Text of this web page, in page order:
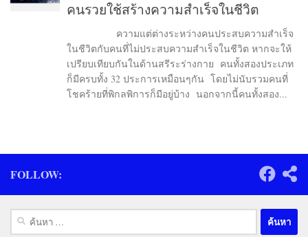
คนรวยใช้สร้างความสำเร็จในชีวิต
ความแต่ต่างระหว่างคนประสบความสำเร็จ
ในชีวิตกับคนที่ไม่ประสบความสำเร็จในชีวิต หากจะให้
เปรียบเทียบกันในด้านสรีระร่างกาย คนทั้งสองประเภท
ก็มีครบทั้ง 32 ประการเหมือนๆกัน โดยไม่นับรวมคนที่
โชคร้ายที่พิกลพิการก็มีอยู่บ้าง นอกจากนี้คนทั้งสอง...
FOLLOW:
ค้นหา
สำหรับ: